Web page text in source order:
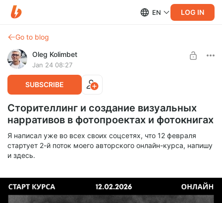
EN LOG IN
Go to blog
Oleg Kolimbet
Jan 24 08:27
SUBSCRIBE
Сторителлинг и создание визуальных
нарративов в фотопроектах и фотокнигах
Я написал уже во всех своих соцсетях, что 12 февраля
стартует 2-й поток моего авторского онлайн-курса, напишу
и здесь.